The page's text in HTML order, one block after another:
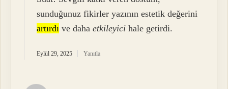
sunduğunuz fikirler yazının estetik değerini
artırdı ve dahaetkileyici hale getirdi.
Eylül 29, 2025 Yanıtla